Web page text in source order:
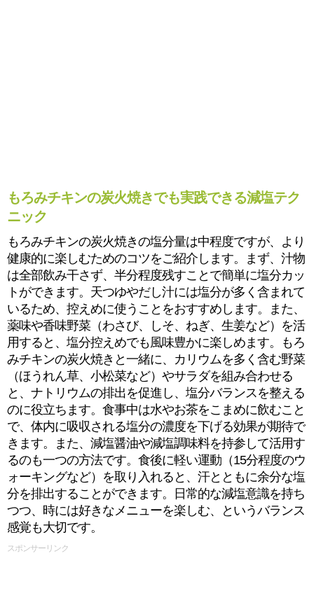
もろみチキンの炭火焼きでも実践できる減塩テク
ニック
もろみチキンの炭火焼きの塩分量は中程度ですが、より
健康的に楽しむためのコツをご紹介します。まず、汁物
は全部飲み干さず、半分程度残すことで簡単に塩分カッ
トができます。天つゆやだし汁には塩分が多く含まれて
いるため、控えめに使うことをおすすめします。また、
薬味や香味野菜（わさび、しそ、ねぎ、生姜など）を活
用すると、塩分控えめでも風味豊かに楽しめます。もろ
みチキンの炭火焼きと一緒に、カリウムを多く含む野菜
（ほうれん草、小松菜など）やサラダを組み合わせる
と、ナトリウムの排出を促進し、塩分バランスを整える
のに役立ちます。食事中は水やお茶をこまめに飲むこと
で、体内に吸収される塩分の濃度を下げる効果が期待で
きます。また、減塩醤油や減塩調味料を持参して活用す
るのも一つの方法です。食後に軽い運動（15分程度のウ
ォーキングなど）を取り入れると、汗とともに余分な塩
分を排出することができます。日常的な減塩意識を持ち
つつ、時には好きなメニューを楽しむ、というバランス
感覚も大切です。
スポンサーリンク